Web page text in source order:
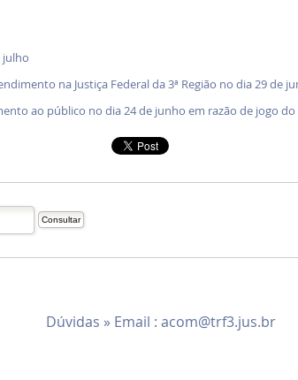
julho
na Justiça Federal da 3ª Região no dia 29 de
ao público no dia 24 de junho em razão de jogo
Dúvidas » Email : acom@trf3.jus.br